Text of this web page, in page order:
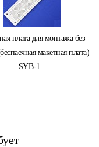
плата для монтажа без
макетная плата)
SYB-1...